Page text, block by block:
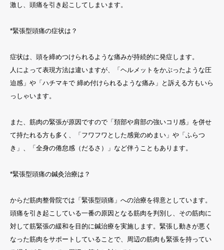
激し、頭痛を引き起こしてしまいます。
*緊張型頭痛の症状は？
症状は、頭を締めつけられるような痛みが持続的に発症します。
人によって表現方法は違いますが、「ヘルメットをかぶったような圧
迫感」や「ハチマキで 締め付けられるような痛み」と訴える方もいら
っしゃいます。
また、筋肉の緊張が原因ですので「頚部や肩部の強いコリ感」を併せ
て持たれる方も多く、「フワフワとした感覚のめまい」や「ふらつ
き」、「全身の倦怠感（だるさ）」など伴うこともあります。
*緊張型頭痛の鍼灸治療は？
からだ筋肉整骨院では「緊張型頭痛」への治療を得意としています。
頭痛を引き起こしている一番の原因となる筋肉を判別し、その筋肉に
対して筋緊張の緩和を目的に鍼治療を実施します。緊張し動きが悪く
なった筋肉をサポートしていることで、周辺の筋肉も緊張を持ってい